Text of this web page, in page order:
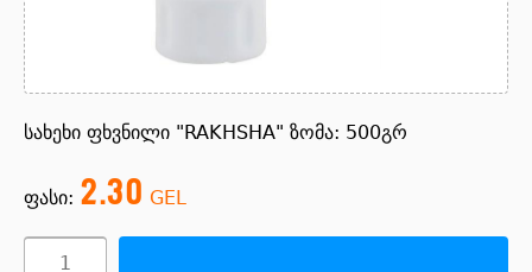
სახეხი ფხვნილი "RAKHSHA" ზომა: 500გრ
ფასი: 2.30 GEL